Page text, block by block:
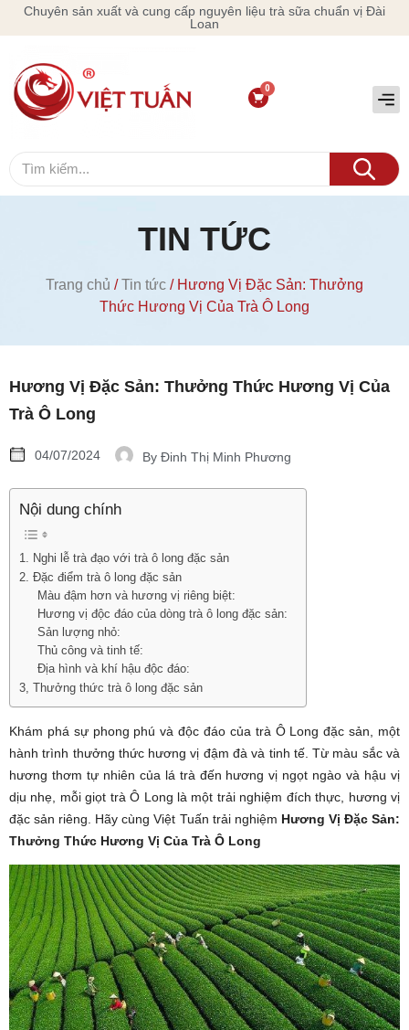
Chuyên sản xuất và cung cấp nguyên liệu trà sữa chuẩn vị Đài
Loan
TIN TỨC
Trang chủ /Tin tức / Hương Vị Đặc Sản: Thưởng
Thức Hương Vị Của Trà Ô Long
Hương Vị Đặc Sản: Thưởng Thức Hương Vị Của
Trà Ô Long
04/07/2024 By Đinh Thị Minh Phương
Nội dung chính
1. Nghi lễ trà đạo với trà ô long đặc sản
2. Đặc điểm trà ô long đặc sản
Màu đậm hơn và hương vị riêng biệt:
Hương vị độc đáo của dòng trà ô long đặc sản:
Sản lượng nhỏ:
Thủ công và tinh tế:
Địa hình và khí hậu độc đáo:
3, Thưởng thức trà ô long đặc sản
Khám phá sự phong phú và độc đáo của trà Ô Long đặc sản, một
hành trình thưởng thức hương vị đậm đà và tinh tế. Từ màu sắc và
hương thơm tự nhiên của lá trà đến hương vị ngọt ngào và hậu vị
dịu nhẹ, mỗi giọt trà Ô Long là một trải nghiệm đích thực, hương vị
đặc sản riêng. Hãy cùng Việt Tuấn trải nghiệm Hương Vị Đặc Sản:
Thưởng Thức Hương Vị Của Trà Ô Long